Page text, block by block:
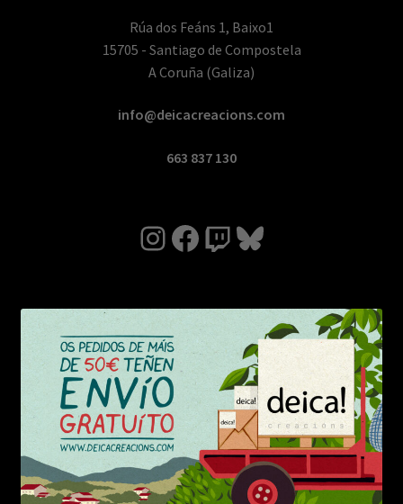
Rúa dos Feáns 1, Baixo1
15705 - Santiago de Compostela
A Coruña (Galiza)
info@deicacreacions.com
663 837 130
Instagram
Facebook
TwitchBluesky